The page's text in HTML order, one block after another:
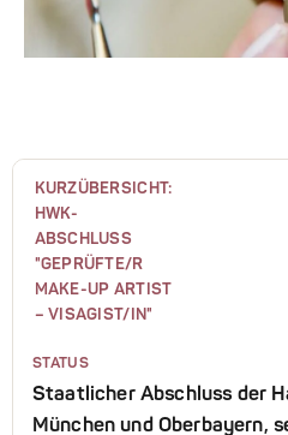
KURZÜBERSICHT:
HWK-
ABSCHLUSS
"GEPRÜFTE/R
MAKE-UP ARTIST
– VISAGIST/IN"
STATUS
Staatlicher Abschluss der
München und Oberbayern,